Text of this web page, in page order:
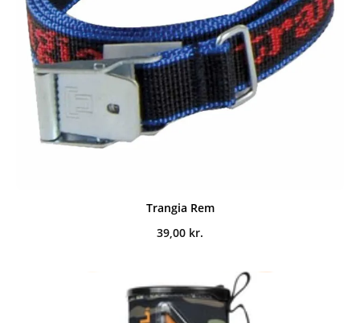
Trangia Rem
39,00 kr.